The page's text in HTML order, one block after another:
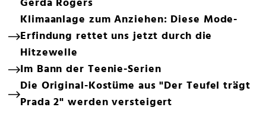
Klimaanlage zum Anziehen: Diese Mode-
Erfindung rettet uns jetzt durch die
Hitzewelle
Im Bann der Teenie-Serien
Die Original-Kostüme aus "Der Teufel trägt
Prada 2" werden versteigert